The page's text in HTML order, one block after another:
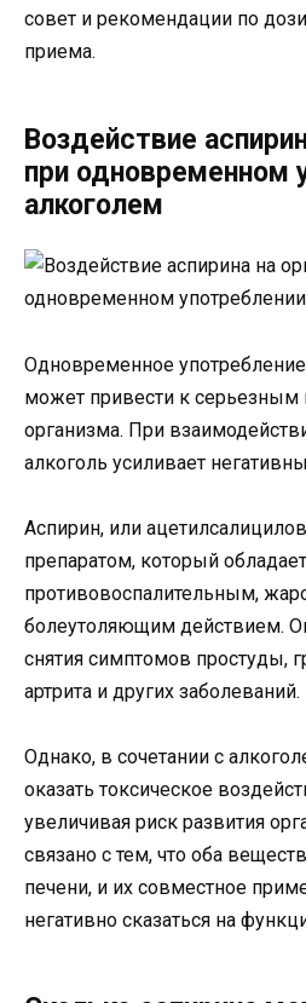
совет и рекомендации по
приема.
Воздействие
при одновременном
алкоголем
Одновременное
может привести к серьезным
организма. При
алкоголь усиливает
Аспирин, или
препаратом, который обладает
противовоспалительным,
болеутоляющим действием.
снятия симптомов простуды,
артрита и других заболеваний.
Однако, в сочетании с
оказать токсическое
увеличивая риск развития
связано с тем, что оба
печени, и их совместное
негативно сказаться на